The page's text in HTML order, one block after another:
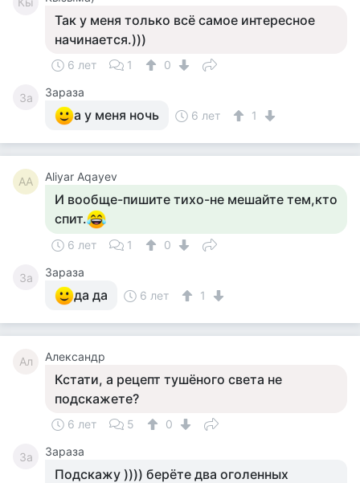
Так у меня только всё самое интересное
начинается.)))
6 лет 1 0
За Зараза
а у меня ночь 6 лет 1
AA Aliyar Aqayev
И вообще-пишите тихо-не мешайте тем,кто
спит.
6 лет 1 0
За Зараза
да да 6 лет 1
Ал Александр
Кстати, а рецепт тушёного света не
подскажете?
6 лет 5 0
За Зараза
Подскажу )))) берёте два оголенных